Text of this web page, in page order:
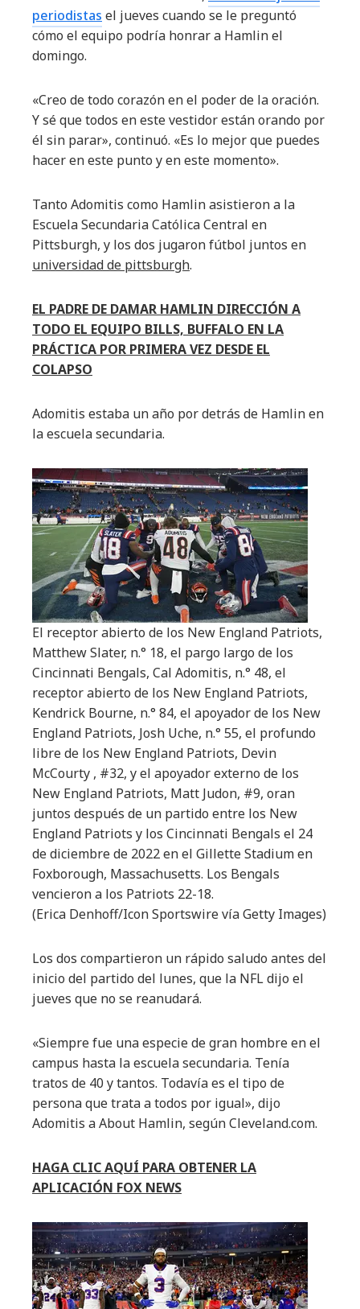
periodistas el jueves cuando se le preguntó
cómo el equipo podría honrar a Hamlin el
domingo.
«Creo de todo corazón en el poder de la oración.
Y sé que todos en este vestidor están orando por
él sin parar», continuó. «Es lo mejor que puedes
hacer en este punto y en este momento».
Tanto Adomitis como Hamlin asistieron a la
Escuela Secundaria Católica Central en
Pittsburgh, y los dos jugaron fútbol juntos en
universidad de pittsburgh.
EL PADRE DE DAMAR HAMLIN DIRECCIÓN A
TODO EL EQUIPO BILLS, BUFFALO EN LA
PRÁCTICA POR PRIMERA VEZ DESDE EL
COLAPSO
Adomitis estaba un año por detrás de Hamlin en
la escuela secundaria.
El receptor abierto de los New England Patriots,
Matthew Slater, n.° 18, el pargo largo de los
Cincinnati Bengals, Cal Adomitis, n.° 48, el
receptor abierto de los New England Patriots,
Kendrick Bourne, n.° 84, el apoyador de los New
England Patriots, Josh Uche, n.° 55, el profundo
libre de los New England Patriots, Devin
McCourty , #32, y el apoyador externo de los
New England Patriots, Matt Judon, #9, oran
juntos después de un partido entre los New
England Patriots y los Cincinnati Bengals el 24
de diciembre de 2022 en el Gillette Stadium en
Foxborough, Massachusetts. Los Bengals
vencieron a los Patriots 22-18.
(Erica Denhoff/Icon Sportswire vía Getty Images)
Los dos compartieron un rápido saludo antes del
inicio del partido del lunes, que la NFL dijo el
jueves que no se reanudará.
«Siempre fue una especie de gran hombre en el
campus hasta la escuela secundaria. Tenía
tratos de 40 y tantos. Todavía es el tipo de
persona que trata a todos por igual», dijo
Adomitis a About Hamlin, según Cleveland.com.
HAGA CLIC AQUÍ PARA OBTENER LA
APLICACIÓN FOX NEWS